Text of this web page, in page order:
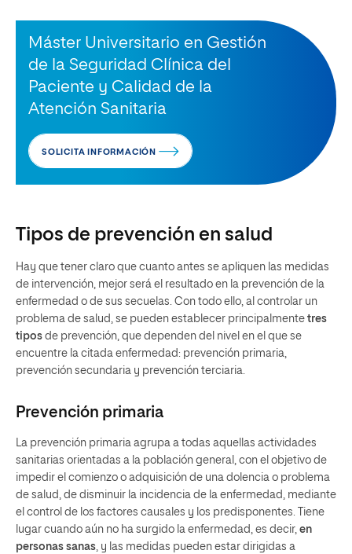
Máster Universitario en Gestión
de la Seguridad Clínica del
Paciente y Calidad de la
Atención Sanitaria
SOLICITA INFORMACIÓN
Tipos de prevención en salud
Hay que tener claro que cuanto antes se apliquen las medidas
de intervención, mejor será el resultado en la prevención de la
enfermedad o de sus secuelas. Con todo ello, al controlar un
problema de salud, se pueden establecer principalmente tres
tipos de prevención, que dependen del nivel en el que se
encuentre la citada enfermedad: prevención primaria,
prevención secundaria y prevención terciaria.
Prevención primaria
La prevención primaria agrupa a todas aquellas actividades
sanitarias orientadas a la población general, con el objetivo de
impedir el comienzo o adquisición de una dolencia o problema
de salud, de disminuir la incidencia de la enfermedad, mediante
el control de los factores causales y los predisponentes. Tiene
lugar cuando aún no ha surgido la enfermedad, es decir, en
personas sanas, y las medidas pueden estar dirigidas a